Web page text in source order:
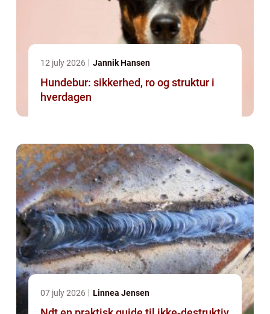
12 july 2026 Jannik Hansen
Hundebur: sikkerhed, ro og struktur i
hverdagen
07 july 2026 Linnea Jensen